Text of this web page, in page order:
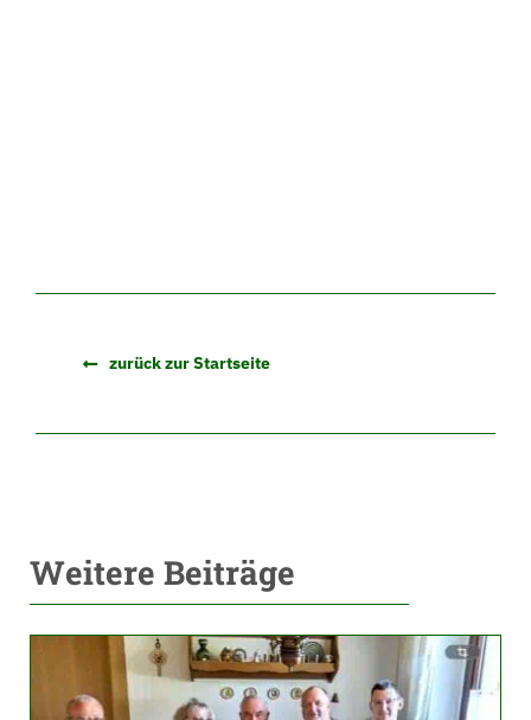
zurück zur Startseite
Weitere Beiträge